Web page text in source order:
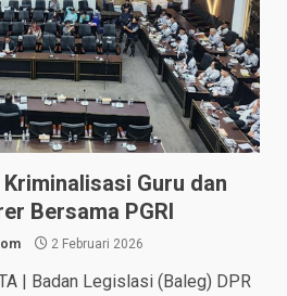
Guru dan
Bersama PGRI
2 Februari 2026
| Badan Legislasi (Baleg) DPR